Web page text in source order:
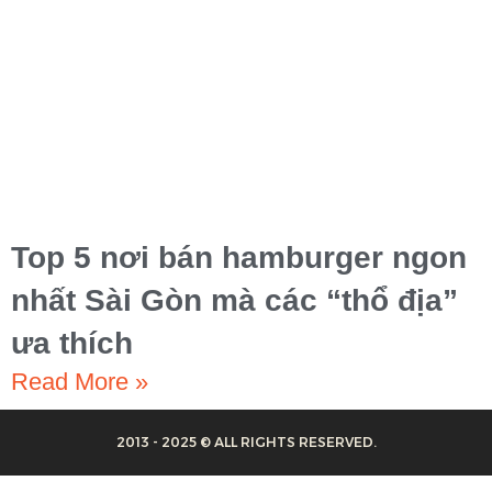
Top 5 nơi bán hamburger ngon
nhất Sài Gòn mà các “thổ địa”
ưa thích
Read More »
2013 - 2025 © ALL RIGHTS RESERVED.